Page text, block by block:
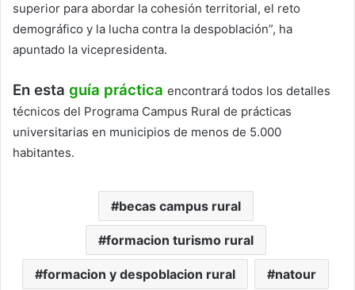
superior para abordar la cohesión territorial, el reto
demográfico y la lucha contra la despoblación”, ha
apuntado la vicepresidenta.
En esta guía práctica encontrará todos los detalles
técnicos del Programa Campus Rural de prácticas
universitarias en municipios de menos de 5.000
habitantes.
becas campus rural
formacion turismo rural
formacion y despoblacion rural natour